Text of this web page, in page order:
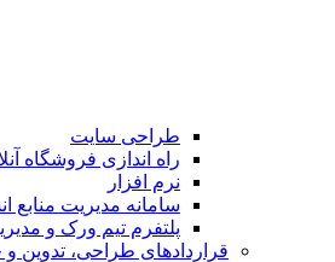
طراحی سایت
راه اندازی فروشگاه
نرم افزار
سامانه مدیریت منابع
پلتفرم تیم ورک و
قراردادهای طراحی، تدوین